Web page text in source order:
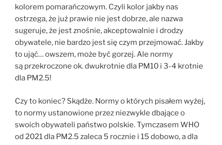
kolorem pomarańczowym. Czyli kolor jakby nas
ostrzega, że już prawie nie jest dobrze, ale nazwa
sugeruje, że jest znośnie, akceptowalnie i drodzy
obywatele, nie bardzo jest się czym przejmować. Jakby
to ująć… owszem, może być gorzej. Ale normy
są przekroczone ok. dwukrotnie dla PM10 i 3-4 krotnie
dla PM2.5!
Czy to koniec? Skądże. Normy o których pisałem wyżej,
to normy ustanowione przez niezwykle dbające o
swoich obywateli państwo polskie. Tymczasem WHO
od 2021 dla PM2.5 zaleca 5 rocznie i 15 dobowo, a dla